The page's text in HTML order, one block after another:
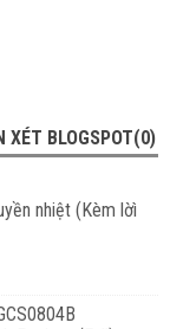
XÉT BLOGSPOT(0)
nhiệt (Kèm lờì